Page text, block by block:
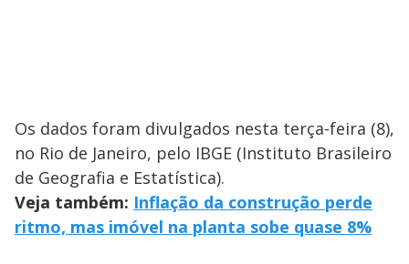
Os dados foram divulgados nesta terça-feira (8),
no Rio de Janeiro, pelo IBGE (Instituto Brasileiro
de Geografia e Estatística).
Veja também: Inflação da construção perde
ritmo, mas imóvel na planta sobe quase 8%